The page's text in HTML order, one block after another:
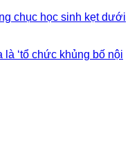
chục học sinh kẹt dưới
là ‘tổ chức khủng bố nội